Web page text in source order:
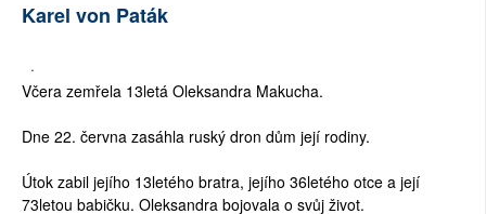
Karel von Paták
·
Včera zemřela 13letá Oleksandra Makucha.
Dne 22. června zasáhla ruský dron dům její rodiny.
Útok zabil jejího 13letého bratra, jejího 36letého otce a její
73letou babičku. Oleksandra bojovala o svůj život.